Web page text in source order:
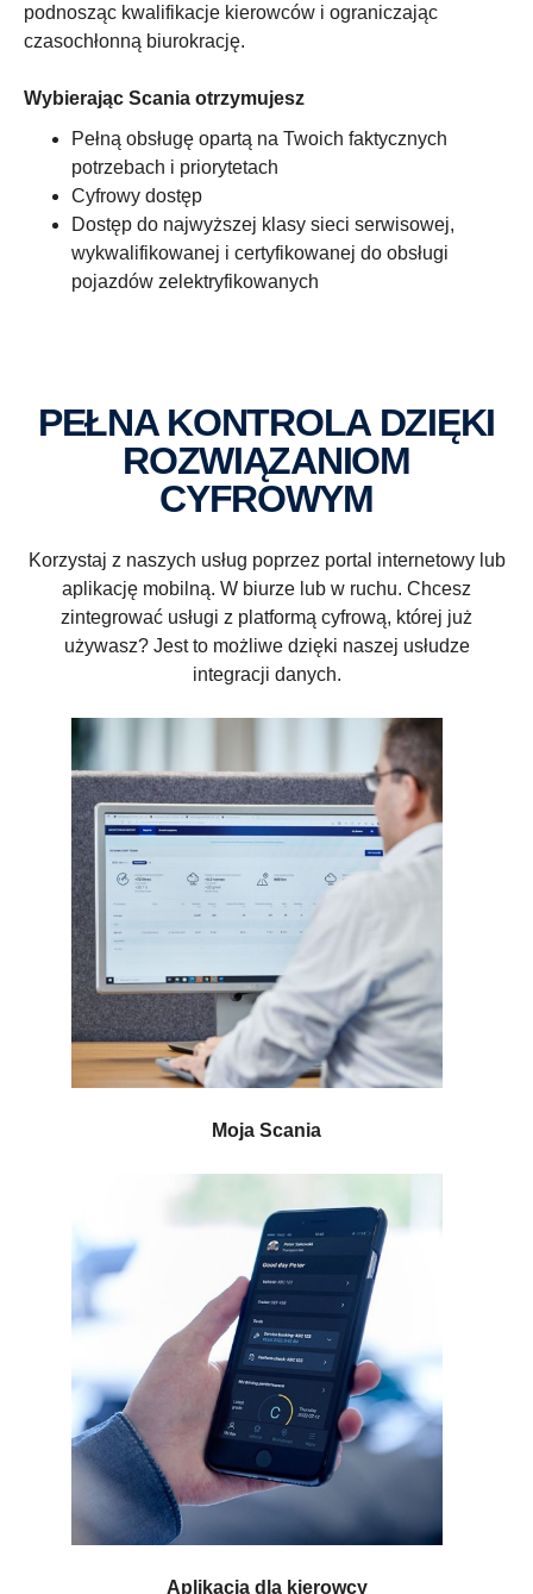
podnosząc kwalifikacje kierowców i ograniczając
czasochłonną biurokrację.
Wybierając Scania otrzymujesz
Pełną obsługę opartą na Twoich faktycznych
potrzebach i priorytetach
Cyfrowy dostęp
Dostęp do najwyższej klasy sieci serwisowej,
wykwalifikowanej i certyfikowanej do obsługi
pojazdów zelektryfikowanych
PEŁNA KONTROLA DZIĘKI
ROZWIĄZANIOM
CYFROWYM
Korzystaj z naszych usług poprzez portal internetowy lub
aplikację mobilną. W biurze lub w ruchu. Chcesz
zintegrować usługi z platformą cyfrową, której już
używasz? Jest to możliwe dzięki naszej usłudze
integracji danych.
Moja Scania
Aplikacja dla kierowcy